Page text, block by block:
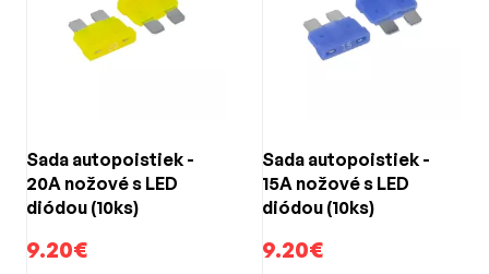
Sada autopoistiek -
20A nožové s LED
diódou (10ks)
9.20€
Sada autopoistiek -
15A nožové s LED
diódou (10ks)
9.20€